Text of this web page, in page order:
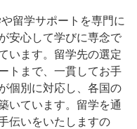
留学サポートを専門に
安心して学びに専念で
います。留学先の選定
トまで、一貫してお手
個別に対応し、各国の
いています。留学を通
伝いをいたしますの